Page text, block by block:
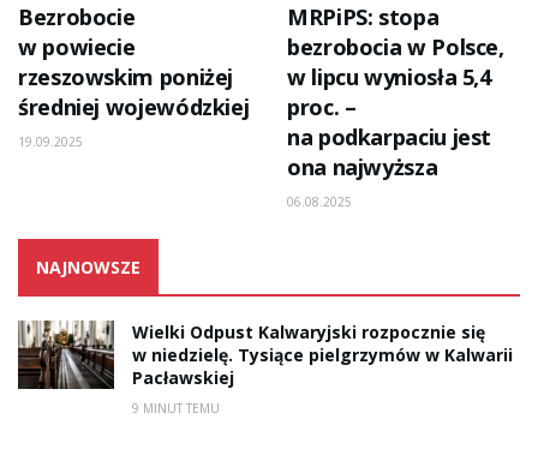
Bezrobocie
w powiecie
rzeszowskim poniżej
średniej wojewódzkiej
19.09.2025
MRPiPS: stopa
bezrobocia w Polsce,
w lipcu wyniosła 5,4
proc. –
na podkarpaciu jest
ona najwyższa
06.08.2025
NAJNOWSZE
Wielki Odpust Kalwaryjski rozpocznie się
w niedzielę. Tysiące pielgrzymów w Kalwarii
Pacławskiej
9 MINUT TEMU